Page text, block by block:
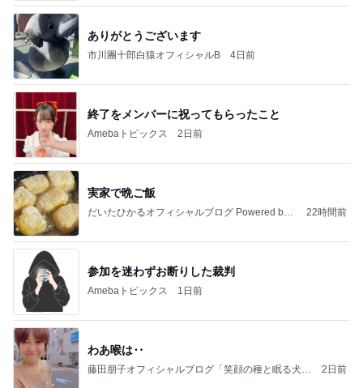
ありがとうございます
市川團十郎白猿オフィシャルB 4日前
終了をメンバーに祝ってもらったこと
Amebaトピックス 2日前
実家で晩ご飯
だいたひかるオフィシャルブログ Powered by
22時間前
参加を迷わずお断りした裁判
Amebaトピックス 1日前
わあ喉は‥
藤田朋子オフィシャルブログ「笑顔の種と眠る犬」
2日前